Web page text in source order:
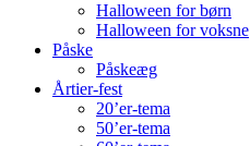
Halloween for børn
Halloween for voksne
Påske
Påskeæg
Årtier-fest
20’er-tema
50’er-tema